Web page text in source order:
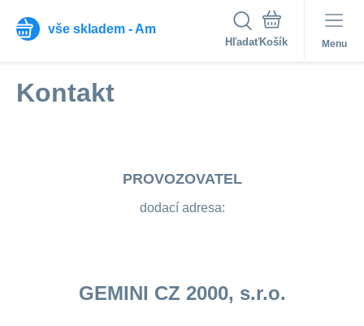
vše skladem - Am
Hľadať Menu
Kontakt
PROVOZOVATEL
dodací adresa:
GEMINI CZ 2000, s.r.o.